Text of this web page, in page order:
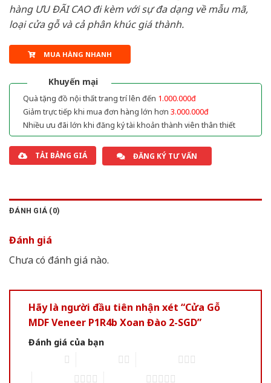
hàng ƯU ĐÃI CAO đi kèm với sự đa dạng về mẫu mã,
loại cửa gỗ và cả phân khúc giá thành.
MUA HÀNG NHANH
Khuyến mại
Quà tặng đồ nội thất trang trí lên đến 1.000.000đ
Giảm trực tiếp khi mua đơn hàng lớn hơn 3.000.000đ
Nhiều ưu đãi lớn khi đăng ký tài khoản thành viên thân thiết
TẢI BẢNG GIÁ ĐĂNG KÝ TƯ VẤN
ĐÁNH GIÁ (0)
Đánh giá
Chưa có đánh giá nào.
Hãy là người đầu tiên nhận xét “Cửa Gỗ
MDF Veneer P1R4b Xoan Đào 2-SGD”
Đánh giá của bạn